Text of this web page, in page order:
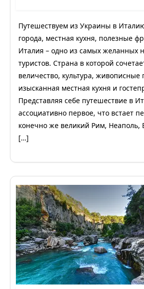
Путешествуем из Украины в
города, местная кухня, полезные
Италия – одно из самых желанных
туристов. Страна в которой
величество, культура, живописные
изысканная местная кухня и
Представляя себе путешествие в
ассоциативно первое, что встает
конечно же великий Рим, Неаполь,
[…]